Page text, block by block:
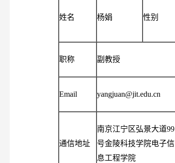
姓名 杨娟 性别
职称 副教授
Email yangjuan@jit.edu.cn
通信地址
南京江宁区弘景大道99
号金陵科技学院电子信
息工程学院